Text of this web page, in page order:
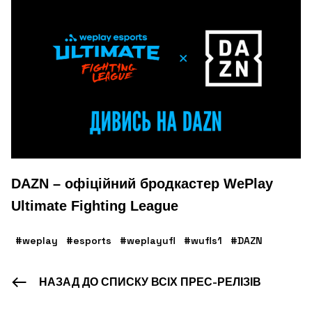
DAZN – офіційний бродкастер WePlay
Ultimate Fighting League
#weplay #esports #weplayufl #wufls1 #DAZN
НАЗАД ДО СПИСКУ ВСІХ ПРЕС-РЕЛІЗІВ